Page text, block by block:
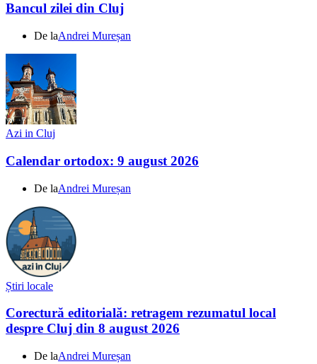
Bancul zilei din Cluj
De laAndrei Mureșan
Azi in Cluj
Calendar ortodox: 9 august 2026
De laAndrei Mureșan
Știri locale
Corectură editorială: retragem rezumatul local
despre Cluj din 8 august 2026
De laAndrei Mureșan